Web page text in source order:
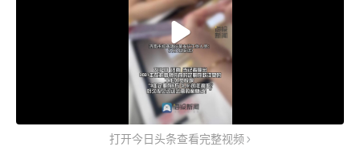
打开今日头条查看完整视频